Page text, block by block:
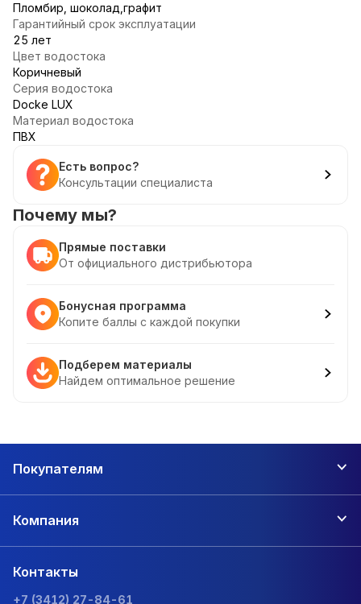
Пломбир, шоколад,графит
Гарантийный срок эксплуатации
25 лет
Цвет водостока
Коричневый
Серия водостока
Docke LUX
Материал водостока
ПВХ
Есть вопрос?
Консультации специалиста
Почему мы?
Прямые поставки
От официального дистрибьютора
Бонусная программа
Копите баллы с каждой покупки
Подберем материалы
Найдем оптимальное решение
Покупателям
Компания
Контакты
+7 (3412) 27-84-61